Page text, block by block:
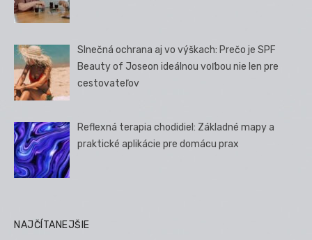
Slnečná ochrana aj vo výškach: Prečo je SPF
Beauty of Joseon ideálnou voľbou nie len pre
cestovateľov
Reflexná terapia chodidiel: Základné mapy a
praktické aplikácie pre domácu prax
NAJČÍTANEJŠIE